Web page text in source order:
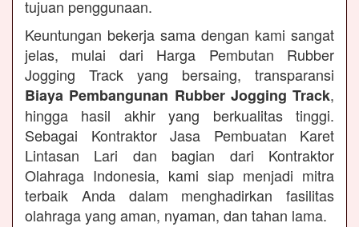
tujuan penggunaan.
Keuntungan bekerja sama dengan kami sangat
jelas, mulai dari Harga Pembutan Rubber
Jogging Track yang bersaing, transparansi
Biaya Pembangunan Rubber Jogging Track,
hingga hasil akhir yang berkualitas tinggi.
Sebagai Kontraktor Jasa Pembuatan Karet
Lintasan Lari dan bagian dari Kontraktor
Olahraga Indonesia, kami siap menjadi mitra
terbaik Anda dalam menghadirkan fasilitas
olahraga yang aman, nyaman, dan tahan lama.